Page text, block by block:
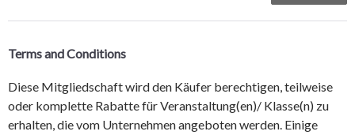
Terms and Conditions
Diese Mitgliedschaft wird den Käufer berechtigen, teilweise
oder komplette Rabatte für Veranstaltung(en)/ Klasse(n) zu
erhalten, die vom Unternehmen angeboten werden. Einige